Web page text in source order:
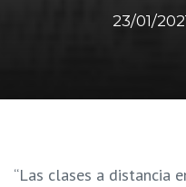
23/01/
“Las clases a distancia